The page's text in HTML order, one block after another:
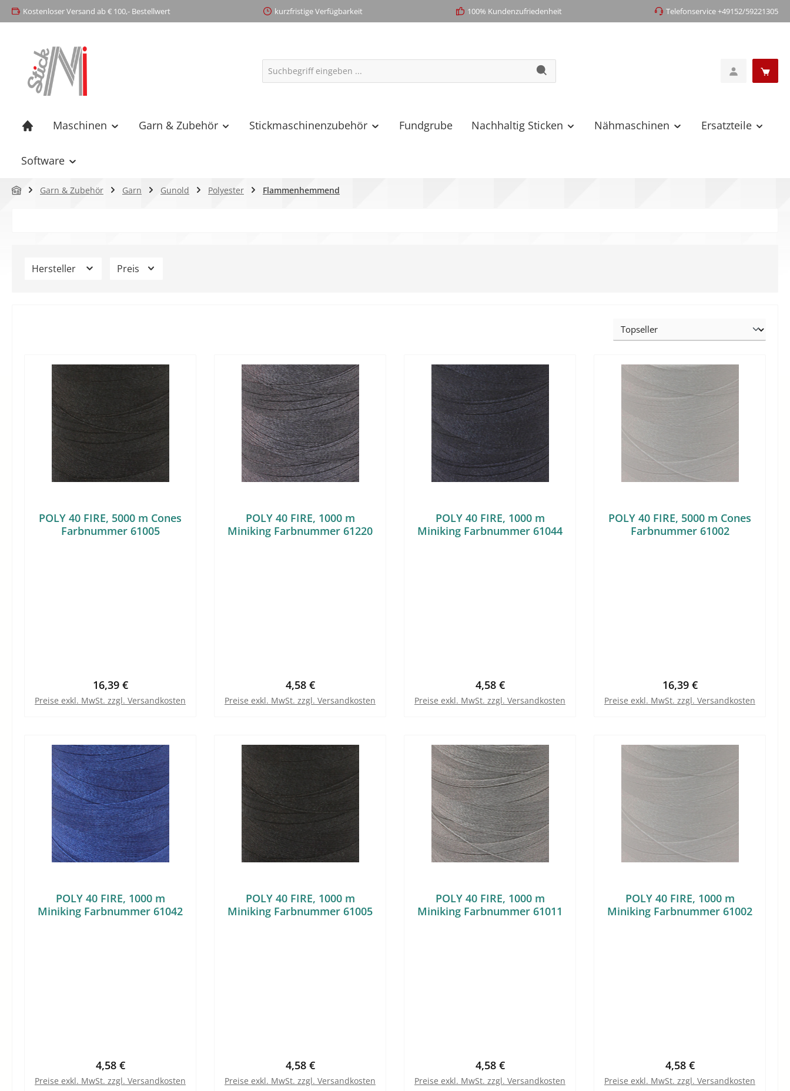
Zur Hauptnavigation springen
Kostenloser Versand ab € 100,- Bestellwert kurzfristige Verfügbarkeit 100% Kundenzufriedenheit Telefonservice +49152/59221305
Maschinen Garn & Zubehör Stickmaschinenzubehör Fundgrube Nachhaltig Sticken Nähmaschinen Ersatzteile
Software
Garn & Zubehör Garn Gunold Polyester Flammenhemmend
Hersteller Preis
POLY 40 FIRE, 5000 m Cones
Farbnummer 61005
Regulärer Preis:
16,39 €
Preise exkl. MwSt. zzgl. Versandkosten
POLY 40 FIRE, 1000 m
Miniking Farbnummer 61220
Regulärer Preis:
4,58 €
Preise exkl. MwSt. zzgl. Versandkosten
POLY 40 FIRE, 1000 m
Miniking Farbnummer 61044
Regulärer Preis:
4,58 €
Preise exkl. MwSt. zzgl. Versandkosten
POLY 40 FIRE, 5000 m Cones
Farbnummer 61002
Regulärer Preis:
16,39 €
Preise exkl. MwSt. zzgl. Versandkosten
POLY 40 FIRE, 1000 m
Miniking Farbnummer 61042
Regulärer Preis:
4,58 €
Preise exkl. MwSt. zzgl. Versandkosten
POLY 40 FIRE, 1000 m
Miniking Farbnummer 61005
Regulärer Preis:
4,58 €
Preise exkl. MwSt. zzgl. Versandkosten
POLY 40 FIRE, 1000 m
Miniking Farbnummer 61011
Regulärer Preis:
4,58 €
Preise exkl. MwSt. zzgl. Versandkosten
POLY 40 FIRE, 1000 m
Miniking Farbnummer 61002
Regulärer Preis:
4,58 €
Preise exkl. MwSt. zzgl. Versandkosten